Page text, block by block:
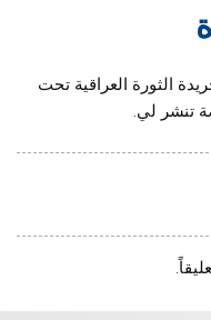
الثورة العراقية تحت
تنشر لي.